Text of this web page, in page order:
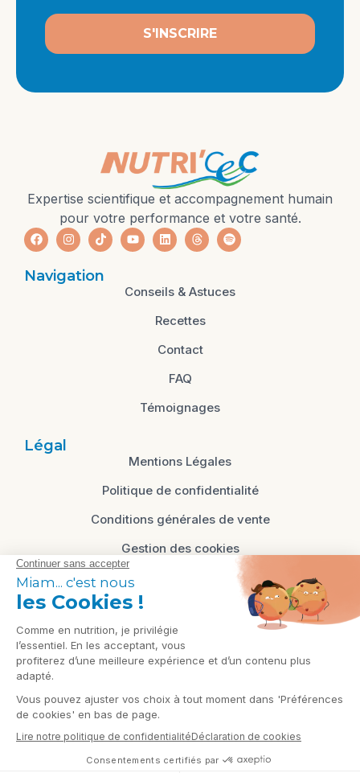
S'INSCRIRE
Expertise scientifique et accompagnement humain
pour votre performance et votre santé.
Navigation
Conseils & Astuces
Recettes
Contact
FAQ
Témoignages
Légal
Mentions Légales
Politique de confidentialité
Conditions générales de vente
Gestion des cookies
Cliquez-ici pour modifier vos préférences en
matière de cookies
Contact
87 avenue Francois Mitterrand, 85340
Les Sables d'Olonne, Vendée - FRANCE
RPPS: 10007796393